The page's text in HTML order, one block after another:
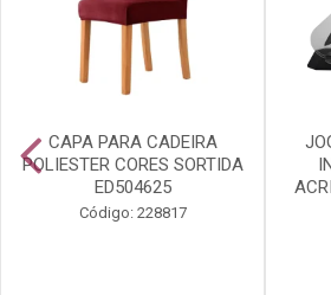
CAPA PARA CADEIRA
POLIESTER CORES SORTIDA
ED504625
Código: 228817